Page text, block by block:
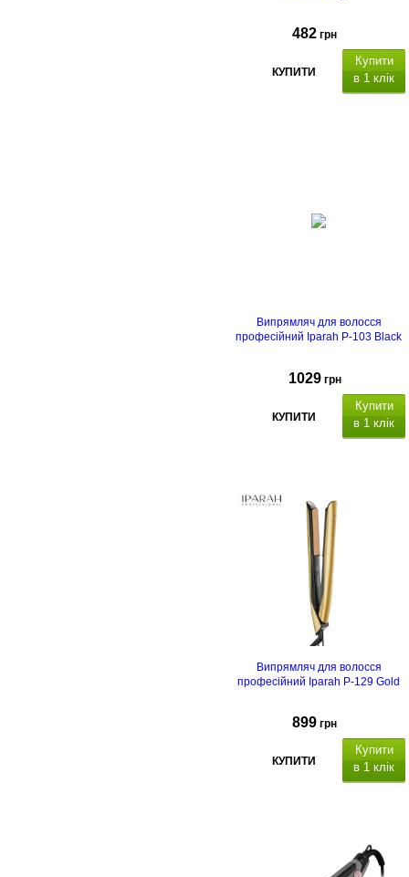
482 грн
КУПИТИ
Купити
в 1 клік
Випрямляч для волосся
професійний Iparah P-103 Black
1029 грн
КУПИТИ
Купити
в 1 клік
Випрямляч для волосся
професійний Iparah P-129 Gold
899 грн
КУПИТИ
Купити
в 1 клік